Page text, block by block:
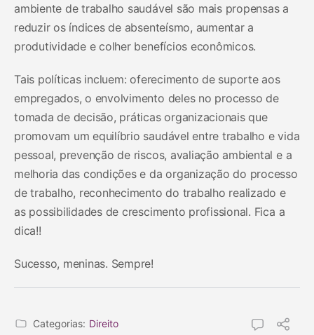
ambiente de trabalho saudável são mais propensas a
reduzir os índices de absenteísmo, aumentar a
produtividade e colher benefícios econômicos.
Tais políticas incluem: oferecimento de suporte aos
empregados, o envolvimento deles no processo de
tomada de decisão, práticas organizacionais que
promovam um equilíbrio saudável entre trabalho e vida
pessoal, prevenção de riscos, avaliação ambiental e a
melhoria das condições e da organização do processo
de trabalho, reconhecimento do trabalho realizado e
as possibilidades de crescimento profissional. Fica a
dica!!
Sucesso, meninas. Sempre!
Categorias: Direito